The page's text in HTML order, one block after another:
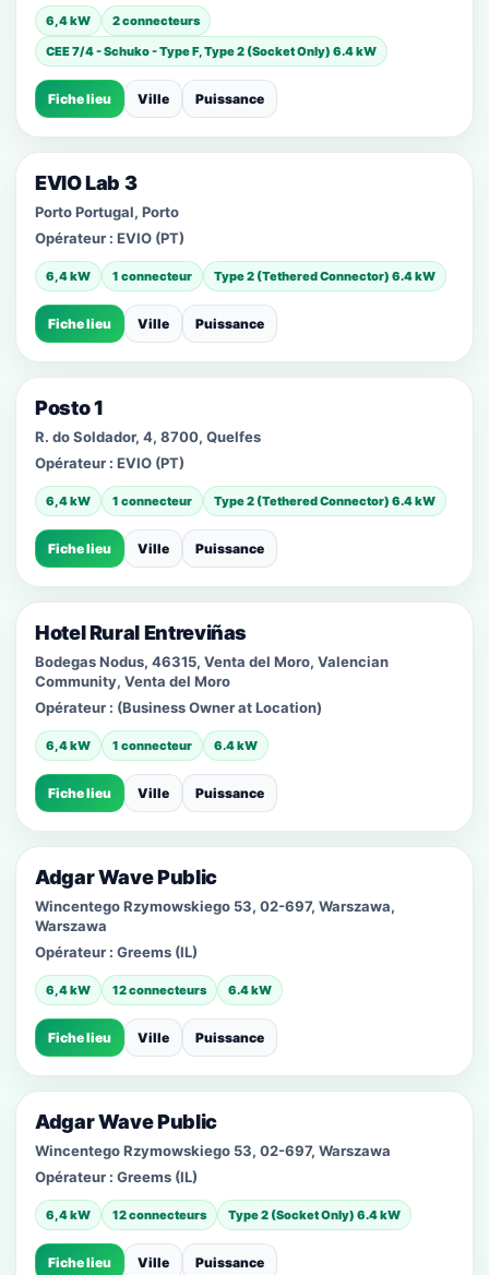
6,4 kW
2 connecteurs
CEE 7/4 - Schuko - Type F, Type 2 (Socket Only) 6.4 kW
Fiche lieu Ville Puissance
EVIO Lab 3
Porto Portugal, Porto
Opérateur : EVIO (PT)
6,4 kW 1 connecteur Type 2 (Tethered Connector) 6.4 kW
Fiche lieu Ville Puissance
Posto 1
R. do Soldador, 4, 8700, Quelfes
Opérateur : EVIO (PT)
6,4 kW 1 connecteur Type 2 (Tethered Connector) 6.4 kW
Fiche lieu Ville Puissance
Hotel Rural Entreviñas
Bodegas Nodus, 46315, Venta del Moro, Valencian
Community, Venta del Moro
Opérateur : (Business Owner at Location)
6,4 kW 1 connecteur 6.4 kW
Fiche lieu Ville Puissance
Adgar Wave Public
Wincentego Rzymowskiego 53, 02-697, Warszawa,
Warszawa
Opérateur : Greems (IL)
6,4 kW 12 connecteurs 6.4 kW
Fiche lieu Ville Puissance
Adgar Wave Public
Wincentego Rzymowskiego 53, 02-697, Warszawa
Opérateur : Greems (IL)
6,4 kW 12 connecteurs Type 2 (Socket Only) 6.4 kW
Fiche lieu Ville Puissance